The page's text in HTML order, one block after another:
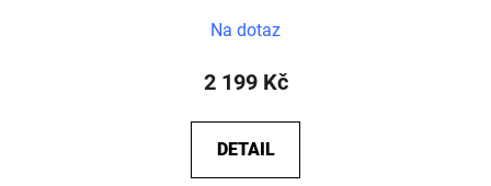
Na dotaz
2 199 Kč
DETAIL